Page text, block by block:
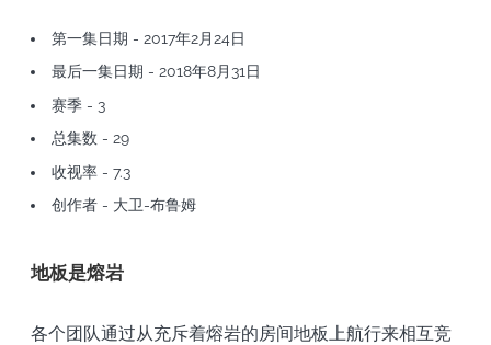
第一集日期 - 2017年2月24日
最后一集日期 - 2018年8月31日
赛季 - 3
总集数 - 29
收视率 - 7.3
创作者 - 大卫-布鲁姆
地板是熔岩
各个团队通过从充斥着熔岩的房间地板上航行来相互竞